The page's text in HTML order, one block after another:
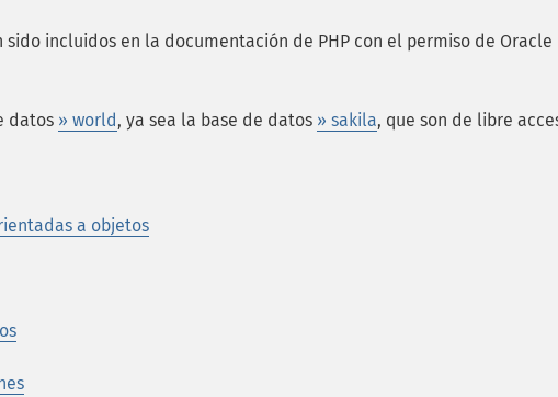
sido incluidos en la documentación de PHP con el permiso de Oracle
datos » world, ya sea la base de datos » sakila, que son de libre
a objetos